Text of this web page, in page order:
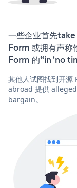
一些企业首先
Form 或拥有声
Form 的“in 'no
其他人试图找到开
abroad 提供
bargain。